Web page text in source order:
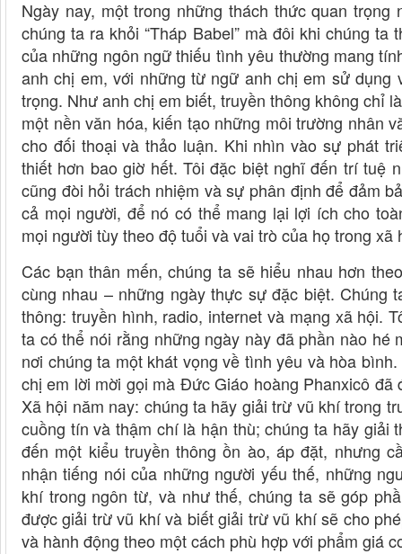
Ngày nay, một trong những thách thức quan
chúng ta ra khỏi “Tháp Babel” mà đôi khi chúng
của những ngôn ngữ thiếu tình yêu thường mang
anh chị em, với những từ ngữ anh chị em sử
trọng. Như anh chị em biết, truyền thông không chỉ
một nền văn hóa, kiến tạo những môi trường nhân
cho đối thoại và thảo luận. Khi nhìn vào sự phát
thiết hơn bao giờ hết. Tôi đặc biệt nghĩ đến trí tuệ
cũng đòi hỏi trách nhiệm và sự phân định để đảm
cả mọi người, để nó có thể mang lại lợi ích cho
mọi người tùy theo độ tuổi và vai trò của họ trong xã
Các bạn thân mến, chúng ta sẽ hiểu nhau hơn
cùng nhau – những ngày thực sự đặc biệt. Chúng
thông: truyền hình, radio, internet và mạng xã hội.
ta có thể nói rằng những ngày này đã phần nào
nơi chúng ta một khát vọng về tình yêu và hòa
chị em lời mời gọi mà Đức Giáo hoàng Phanxicô
Xã hội năm nay: chúng ta hãy giải trừ vũ khí trong
cuồng tín và thậm chí là hận thù; chúng ta hãy giải
đến một kiểu truyền thông ồn ào, áp đặt, nhưng
nhận tiếng nói của những người yếu thế, những
khí trong ngôn từ, và như thế, chúng ta sẽ góp
được giải trừ vũ khí và biết giải trừ vũ khí sẽ cho
và hành động theo một cách phù hợp với phẩm giá